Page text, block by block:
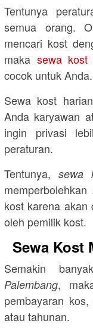
Tentunya
semua orang.
mencari kost
maka sewa kost
cocok untuk Anda.
Sewa kost
Anda karyawan
ingin privasi
peraturan.
Tentunya,sewa
kost karena akan
oleh pemilik kost.
Sewa Kost
Semakin
Palembang,
pembayaran
atau tahunan.